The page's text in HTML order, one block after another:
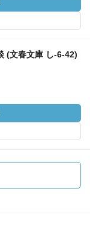
(文春文庫 し-6-42)